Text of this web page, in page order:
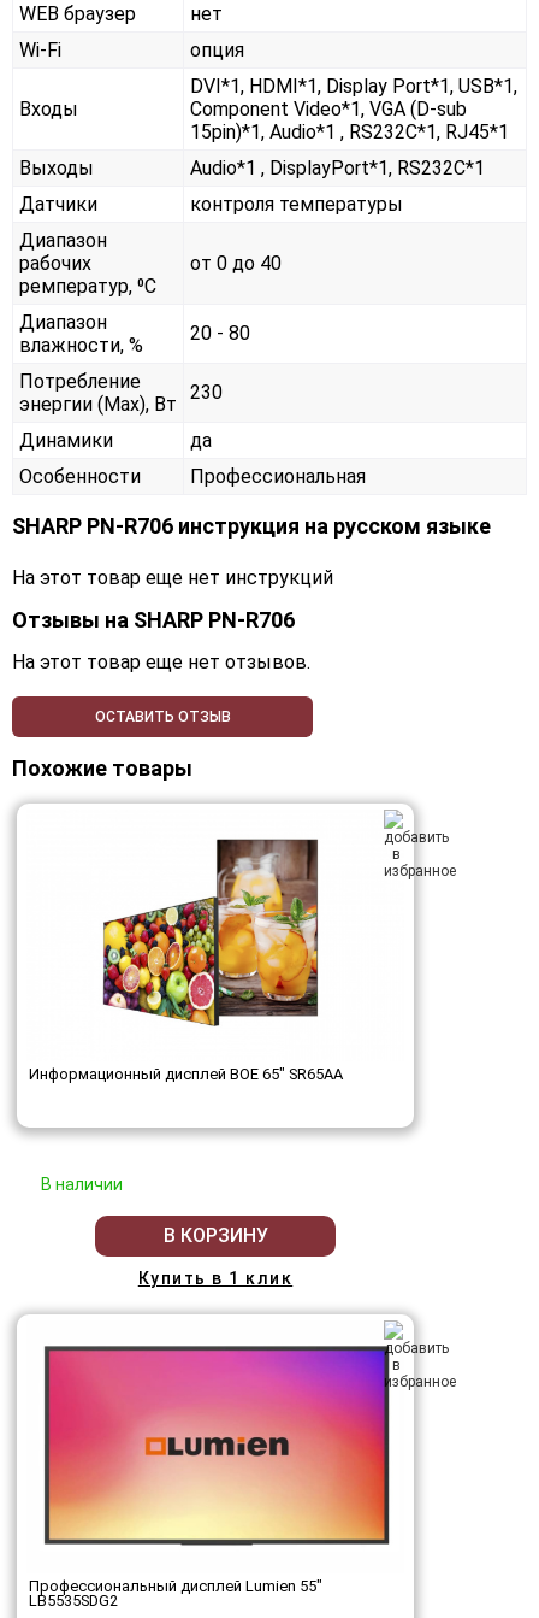
WEB браузер
нет
Wi-Fi
опция
Входы
DVI*1, HDMI*1, Display Port*1, USB*1,
Component Video*1, VGA (D-sub
15pin)*1, Audio*1 , RS232С*1, RJ45*1
Выходы
Audio*1 , DisplayPort*1, RS232С*1
Датчики
контроля температуры
Диапазон
рабочих
ремператур, ⁰С
от 0 до 40
Диапазон
влажности, %
20 - 80
Потребление
энергии (Max), Вт
230
Динамики
да
Особенности
Профессиональная
SHARP PN-R706 инструкция на русском языке
На этот товар еще нет инструкций
Отзывы на SHARP PN-R706
На этот товар еще нет отзывов.
ОСТАВИТЬ ОТЗЫВ
Похожие товары
Информационный дисплей BOE 65" SR65AA
В наличии
В КОРЗИНУ
Купить в 1 клик
Профессиональный дисплей Lumien 55"
LB5535SDG2